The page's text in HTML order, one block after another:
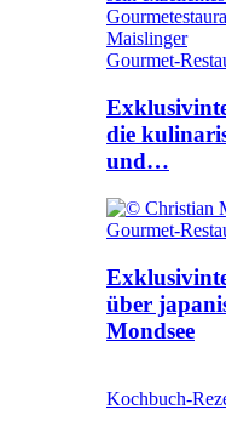
Gourmet-
die
und…
Gourmet-
über
Mondsee
Kochbuch-